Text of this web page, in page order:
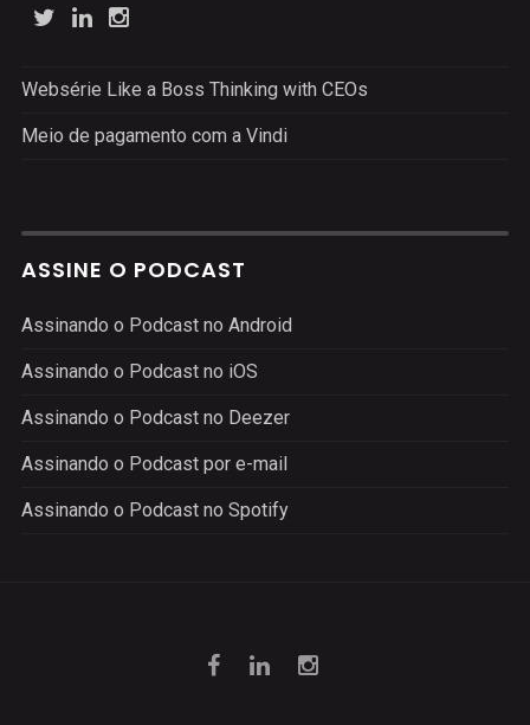
Websérie Like a Boss Thinking with CEOs
Meio de pagamento com a Vindi
ASSINE O PODCAST
Assinando o Podcast no Android
Assinando o Podcast no iOS
Assinando o Podcast no Deezer
Assinando o Podcast por e-mail
Assinando o Podcast no Spotify